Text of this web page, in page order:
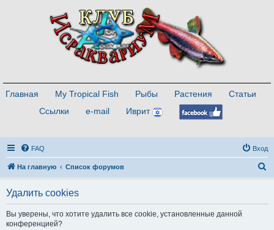
Главная My Tropical Fish Рыбы Растения
Статьи
Ссылки
e-mail Иврит
FAQ Вход
На главную Список форумов
Удалить cookies
Вы уверены, что хотите удалить все cookie, установленные данной
конференцией?